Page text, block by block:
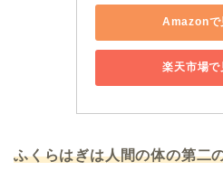
Amazonで
楽天市場で
ふくらはぎは人間の体の第二